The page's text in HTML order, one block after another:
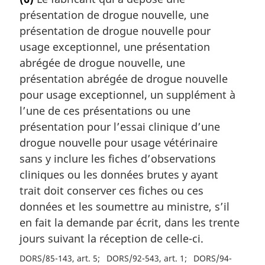
présentation de drogue nouvelle, une
présentation de drogue nouvelle pour
usage exceptionnel, une présentation
abrégée de drogue nouvelle, une
présentation abrégée de drogue nouvelle
pour usage exceptionnel, un supplément à
l’une de ces présentations ou une
présentation pour l’essai clinique d’une
drogue nouvelle pour usage vétérinaire
sans y inclure les fiches d’observations
cliniques ou les données brutes y ayant
trait doit conserver ces fiches ou ces
données et les soumettre au ministre, s’il
en fait la demande par écrit, dans les trente
jours suivant la réception de celle-ci.
DORS/85-143, art. 5 DORS/92-543, art. 1
DORS/94-